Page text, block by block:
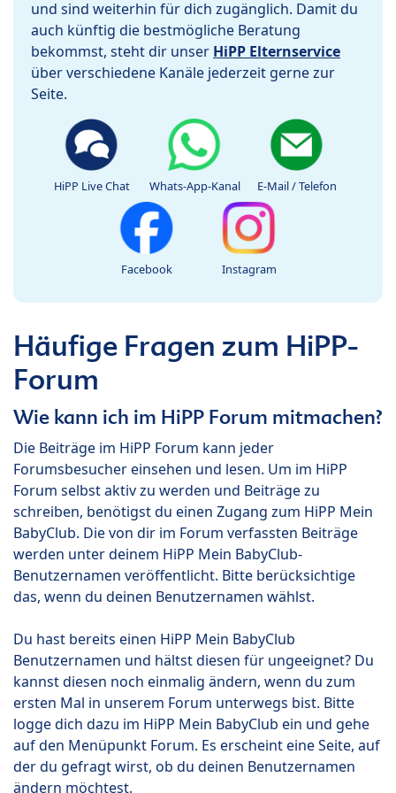
und sind weiterhin für dich zugänglich. Damit du
auch künftig die bestmögliche Beratung
bekommst, steht dir unser HiPP Elternservice
über verschiedene Kanäle jederzeit gerne zur
Seite.
HiPP Live Chat Whats-App-Kanal E-Mail / Telefon
Facebook Instagram
Häufige Fragen zum HiPP-
Forum
Wie kann ich im HiPP Forum mitmachen?
Die Beiträge im HiPP Forum kann jeder
Forumsbesucher einsehen und lesen. Um im HiPP
Forum selbst aktiv zu werden und Beiträge zu
schreiben, benötigst du einen Zugang zum HiPP Mein
BabyClub. Die von dir im Forum verfassten Beiträge
werden unter deinem HiPP Mein BabyClub-
Benutzernamen veröffentlicht. Bitte berücksichtige
das, wenn du deinen Benutzernamen wählst.
Du hast bereits einen HiPP Mein BabyClub
Benutzernamen und hältst diesen für ungeeignet? Du
kannst diesen noch einmalig ändern, wenn du zum
ersten Mal in unserem Forum unterwegs bist. Bitte
logge dich dazu im HiPP Mein BabyClub ein und gehe
auf den Menüpunkt Forum. Es erscheint eine Seite, auf
der du gefragt wirst, ob du deinen Benutzernamen
ändern möchtest.